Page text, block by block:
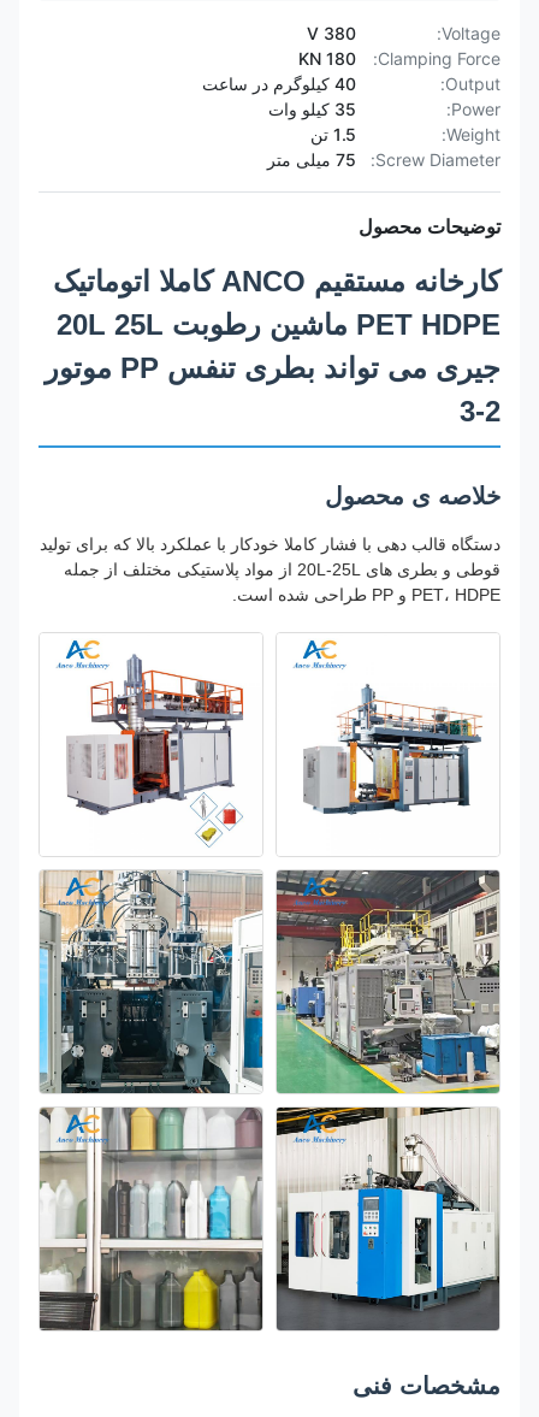
Voltage:
Clamping Force:
180 KN
Output:
Power:
Weight:
Screw Diameter:
75 میلی متر
توضیحات محصول
کارخانه مستقیم ANCO کاملا اتوماتیک
PET HDPE ماشین رطوبت 20L 25L
جیری می تواند بطری تنفس PP موتور
خلاصه ی محصول
دستگاه قالب دهی با فشار کاملا خودکار با عملکرد بالا که برای تولید
قوطی و بطری های 20L-25L از مواد پلاستیکی مختلف از جمله
PET، HDPE و PP طراحی شده است.
مشخصات فنی